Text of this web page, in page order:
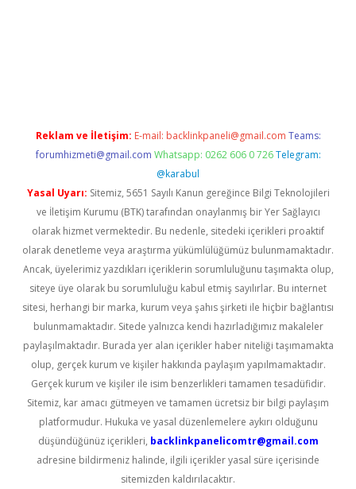
Reklam ve İletişim: E-mail: backlinkpaneli@gmail.com Teams:
forumhizmeti@gmail.com Whatsapp: 0262 606 0 726 Telegram:
@karabul
Yasal Uyarı: Sitemiz, 5651 Sayılı Kanun gereğince Bilgi Teknolojileri
ve İletişim Kurumu (BTK) tarafından onaylanmış bir Yer Sağlayıcı
olarak hizmet vermektedir. Bu nedenle, sitedeki içerikleri proaktif
olarak denetleme veya araştırma yükümlülüğümüz bulunmamaktadır.
Ancak, üyelerimiz yazdıkları içeriklerin sorumluluğunu taşımakta olup,
siteye üye olarak bu sorumluluğu kabul etmiş sayılırlar. Bu internet
sitesi, herhangi bir marka, kurum veya şahıs şirketi ile hiçbir bağlantısı
bulunmamaktadır. Sitede yalnızca kendi hazırladığımız makaleler
paylaşılmaktadır. Burada yer alan içerikler haber niteliği taşımamakta
olup, gerçek kurum ve kişiler hakkında paylaşım yapılmamaktadır.
Gerçek kurum ve kişiler ile isim benzerlikleri tamamen tesadüfidir.
Sitemiz, kar amacı gütmeyen ve tamamen ücretsiz bir bilgi paylaşım
platformudur. Hukuka ve yasal düzenlemelere aykırı olduğunu
düşündüğünüz içerikleri, backlinkpanelicomtr@gmail.com
adresine bildirmeniz halinde, ilgili içerikler yasal süre içerisinde
sitemizden kaldırılacaktır.